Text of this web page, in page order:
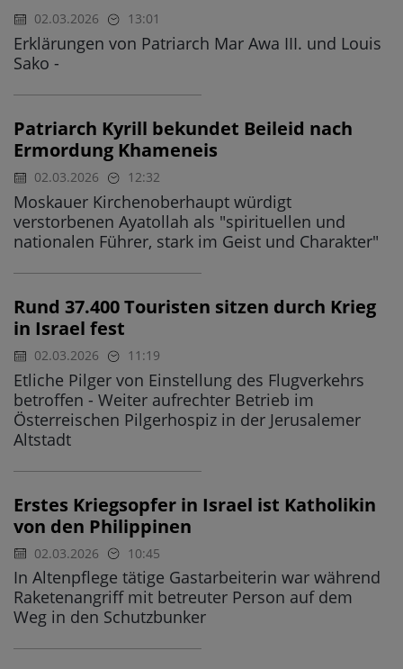
02.03.2026 13:01
Erklärungen von Patriarch Mar Awa III. und Louis
Sako -
Patriarch Kyrill bekundet Beileid nach
Ermordung Khameneis
02.03.2026 12:32
Moskauer Kirchenoberhaupt würdigt
verstorbenen Ayatollah als "spirituellen und
nationalen Führer, stark im Geist und Charakter"
Rund 37.400 Touristen sitzen durch Krieg
in Israel fest
02.03.2026 11:19
Etliche Pilger von Einstellung des Flugverkehrs
betroffen - Weiter aufrechter Betrieb im
Österreischen Pilgerhospiz in der Jerusalemer
Altstadt
Erstes Kriegsopfer in Israel ist Katholikin
von den Philippinen
02.03.2026 10:45
In Altenpflege tätige Gastarbeiterin war während
Raketenangriff mit betreuter Person auf dem
Weg in den Schutzbunker